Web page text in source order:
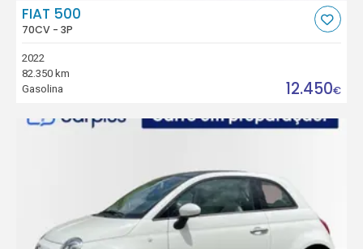
FIAT 500
70CV - 3P
2022
82.350 km
Gasolina
12.450€